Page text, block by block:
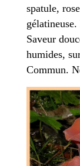
spatule,
Saveur
humides,
Commun.